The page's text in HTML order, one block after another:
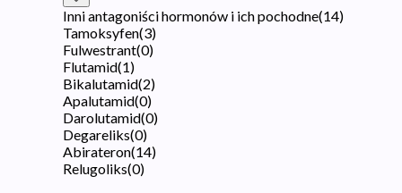
Inni antagoniści hormonów i ich pochodne(14)
Tamoksyfen(3)
Fulwestrant(0)
Flutamid(1)
Bikalutamid(2)
Apalutamid(0)
Darolutamid(0)
Degareliks(0)
Abirateron(14)
Relugoliks(0)